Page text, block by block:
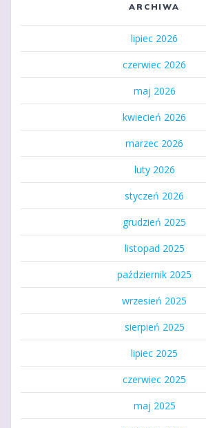
ARCHIWA
lipiec 2026
czerwiec 2026
maj 2026
kwiecień 2026
marzec 2026
luty 2026
styczeń 2026
grudzień 2025
listopad 2025
październik 2025
wrzesień 2025
sierpień 2025
lipiec 2025
czerwiec 2025
maj 2025